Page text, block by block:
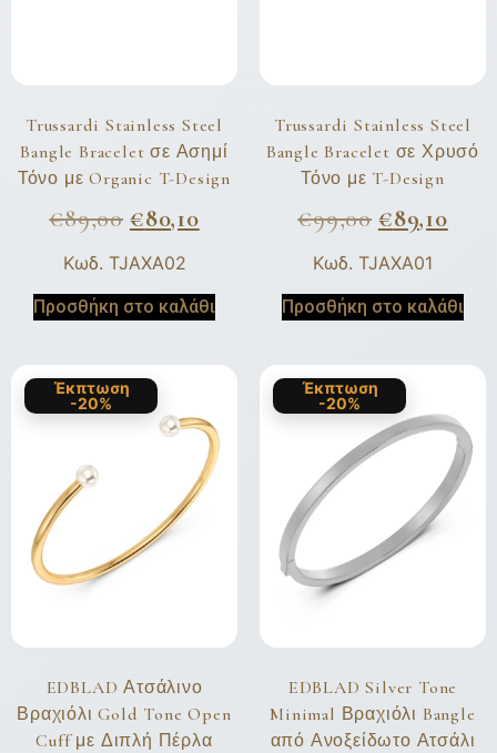
Trussardi Stainless Steel
Bangle Bracelet σε Ασημί
Τόνο με Organic T-Design
€89,00 €80,10
Κωδ. TJAXA02
Προσθήκη στο καλάθι
Trussardi Stainless Steel
Bangle Bracelet σε Χρυσό
Τόνο με T-Design
€99,00 €89,10
Κωδ. TJAXA01
Προσθήκη στο καλάθι
Έκπτωση
-20%
EDBLAD Ατσάλινο
Βραχιόλι Gold Tone Open
Cuff με Διπλή Πέρλα
Έκπτωση
-20%
EDBLAD Silver Tone
Minimal Βραχιόλι Bangle
από Ανοξείδωτο Ατσάλι